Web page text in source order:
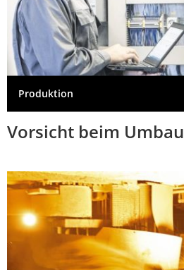
Produktion
Vorsicht beim Umbau